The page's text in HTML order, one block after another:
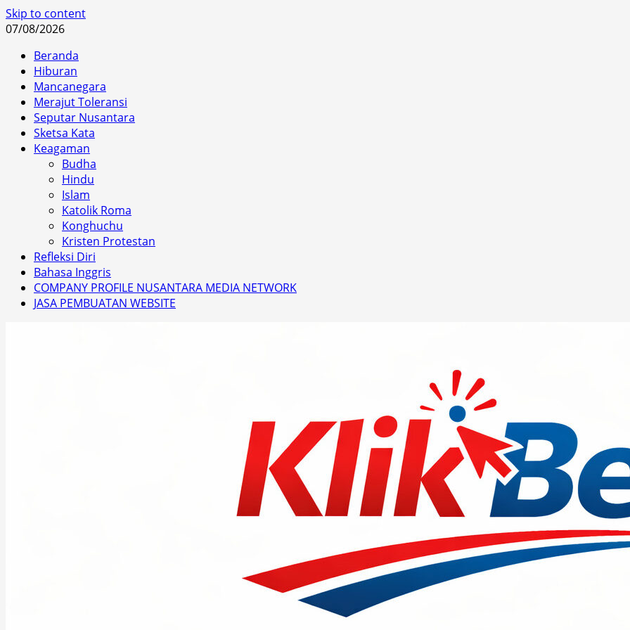
Skip to content
07/08/2026
Beranda
Hiburan
Mancanegara
Merajut Toleransi
Seputar Nusantara
Sketsa Kata
Keagaman
Budha
Hindu
Islam
Katolik Roma
Konghuchu
Kristen Protestan
Refleksi Diri
Bahasa Inggris
COMPANY PROFILE NUSANTARA MEDIA NETWORK
JASA PEMBUATAN WEBSITE